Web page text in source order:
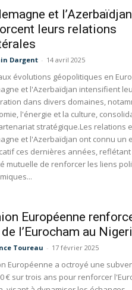
et l’Azerbaïdjan
leurs relations
Dargent - 14 avril 2025
évolutions géopolitiques en
et l'Azerbaïdjan intensifient
dans divers domaines,
l'énergie et la culture,
stratégique.​ Les relations
et l'Azerbaïdjan ont connu un
ces dernières années,
mutuelle de renforcer les liens
Européenne
l’Eurocham au
Toureau - 17 février 2025
Européenne a octroyé une
€ sur trois ans pour renforcer